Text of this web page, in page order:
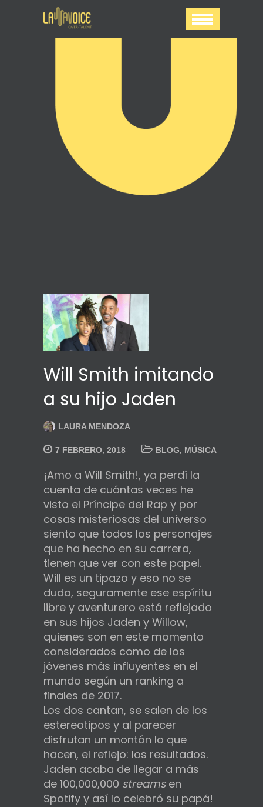
Will Smith imitando
a su hijo Jaden
LAURA MENDOZA
7 FEBRERO, 2018 BLOG, MÚSICA
¡Amo a Will Smith!, ya perdí la
cuenta de cuántas veces he
visto el Príncipe del Rap y por
cosas misteriosas del universo
siento que todos los personajes
que ha hecho en su carrera,
tienen que ver con este papel.
Will es un tipazo y eso no se
duda, seguramente ese espíritu
libre y aventurero está reflejado
en sus hijos Jaden y Willow,
quienes son en este momento
considerados como de los
jóvenes más influyentes en el
mundo según un ranking a
finales de 2017.
Los dos cantan, se salen de los
estereotipos y al parecer
disfrutan un montón lo que
hacen, el reflejo: los resultados.
Jaden acaba de llegar a más
de 100,000,000 streamsen
Spotify y así lo celebró su papá!